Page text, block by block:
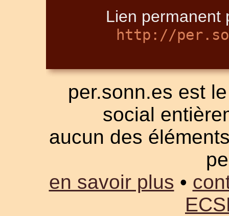
Lien permanent
http://
per.sonn.es est
social
aucun des
en savoir plus •